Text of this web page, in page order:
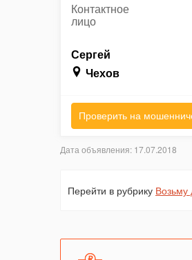
Контактное
лицо
Сергей
Чехов
Проверить на
Дата объявления: 17.07.2018
Перейти в рубрику Возьму